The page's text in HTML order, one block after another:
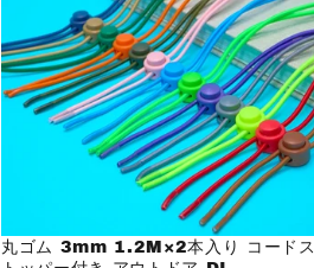
丸ゴム 3mm 1.2M×2本入り コードス